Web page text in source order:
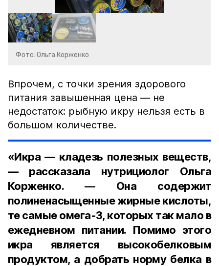
Фото: Ольга Корженко
Впрочем, с точки зрения здорового
питания завышенная цена — не
недостаток: рыбную икру нельзя есть в
большом количестве.
«Икра — кладезь полезных веществ,
— рассказала нутрициолог Ольга
Корженко. — Она содержит
полиненасыщенные жирные кислоты,
те самые омега-3, которых так мало в
ежедневном питании. Помимо этого
икра является высокобелковым
продуктом, а добрать норму белка в